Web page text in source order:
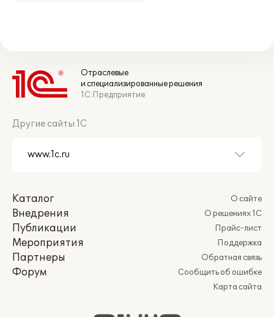
Отраслевые
и специализированные решения
1С:Предприятие
Другие сайты 1С
Каталог
Внедрения
Публикации
Мероприятия
Партнеры
Форум
О сайте
О решениях 1С
Прайс-лист
Поддержка
Обратная связь
Сообщить об ошибке
Карта сайта